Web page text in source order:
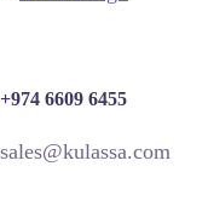
+974 6609 6455
sales@kulassa.com